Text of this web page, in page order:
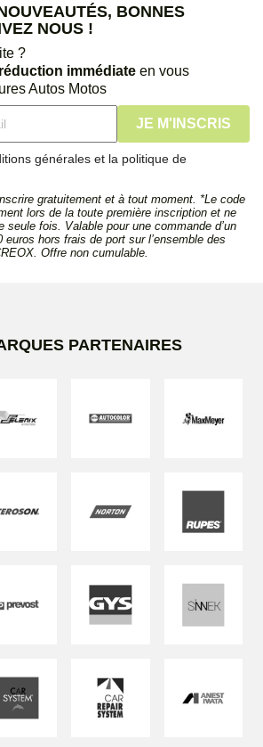
BONNES
NOUS !
?
immédiate en vous
Autos Motos
générales et la politique de
gratuitement et à tout moment. *Le code
lors de la toute première inscription et ne
seule fois. Valable pour une commande d’un
hors frais de port sur l’ensemble des
Offre non cumulable.
PARTENAIRES